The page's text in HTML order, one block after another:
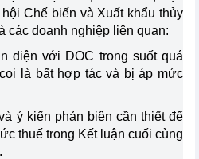
Chế biến và Xuất khẩu thủy
các doanh nghiệp liên quan:
diện với DOC trong suốt quá
là bất hợp tác và bị áp mức
ý kiến phản biện cần thiết để
thuế trong Kết luận cuối cùng